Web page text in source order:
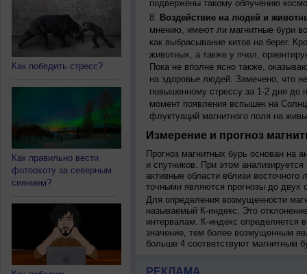
Как победить стресс?
Как правильно вести
фотоохоту за северным
сиянием?
подвержены такому облучению
Воздействие на людей и
мнению, имеют ли магнитные бури
как выбрасывание китов на берег.
животных, а также у пчел,
Пока не вполне ясно также,
на здоровье людей. Замечено, что
повышенному стрессу за 1-2 дня до
момент появления вспышек на
флуктуаций магнитного поля на
Измерение и прогноз
Прогноз магнитных бурь основан на
и спутников. При этом
активные области вблизи
точными являются прогнозы до двух
Для определения возмущенности
называемый К-индекс. Это
интервалам. К-индекс определяется
значение, тем более возмущенным
больше 4 соответствуют магнитным
РЕКЛАМА